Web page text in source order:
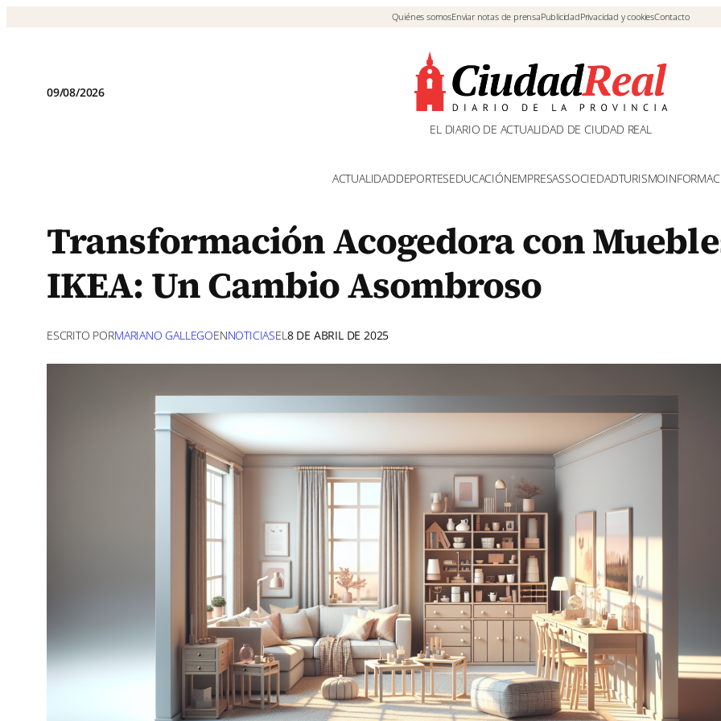
Quiénes somosEnviar notas de prensaPublicidadPrivacidad y cookiesContacto
09/08/2026
EL DIARIO DE ACTUALIDAD DE CIUDAD REAL
ACTUALIDADDEPORTESEDUCACIÓNEMPRESASSOCIEDADTURISMO
Transformación Acogedora con
IKEA: Un Cambio Asombroso
ESCRITO PORMARIANO GALLEGOENNOTICIASEL8 DE ABRIL DE 2025